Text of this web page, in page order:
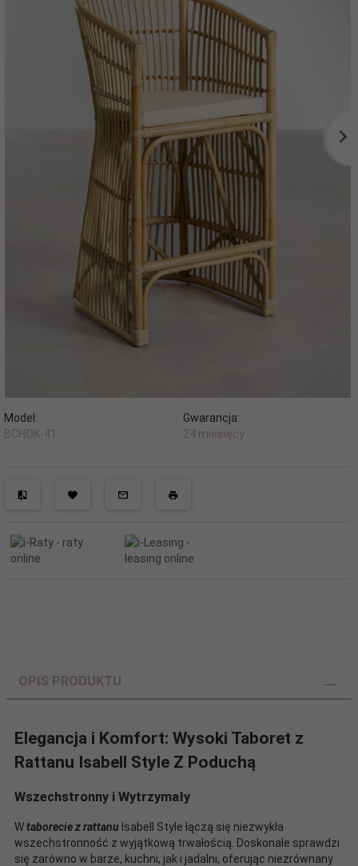
Model:
BCHOK-41
Gwarancja:
24 miesięcy
OPIS PRODUKTU
Elegancja i Komfort: Wysoki Taboret z
Rattanu Isabell Style Z Poduchą
Wszechstronny i Wytrzymały
Wtaborecie z rattanu Isabell Style łączą się niezwykła
wszechstronność z wyjątkową trwałością. Doskonale sprawdzi
się zarówno w barze, kuchni, jak i jadalni, oferując niezrównany